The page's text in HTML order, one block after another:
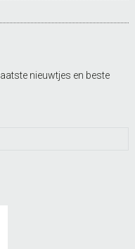
nieuwtjes en beste